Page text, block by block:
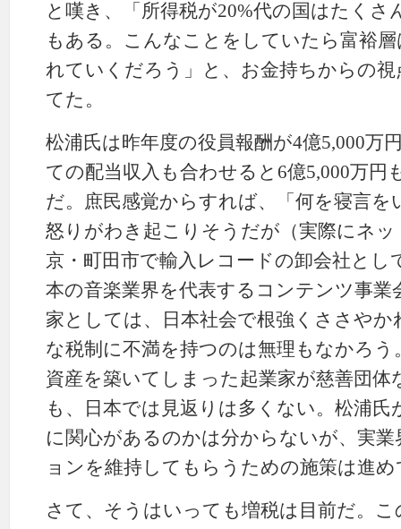
と嘆き、「所得税が20%代の国はたくさ
もある。こんなことをしていたら富裕
れていくだろう」と、お金持ちからの視
てた。
松浦氏は昨年度の役員報酬が4億5,000万
ての配当収入も合わせると6億5,000万円
だ。庶民感覚からすれば、「何を寝言
怒りがわき起こりそうだが（実際にネ
京・町田市で輸入レコードの卸会社とし
本の音楽業界を代表するコンテンツ事業
家としては、日本社会で根強くささや
な税制に不満を持つのは無理もなかろ
資産を築いてしまった起業家が慈善団体
も、日本では見返りは多くない。松浦
に関心があるのかは分からないが、実
ョンを維持してもらうための施策は進
さて、そうはいっても増税は目前だ。